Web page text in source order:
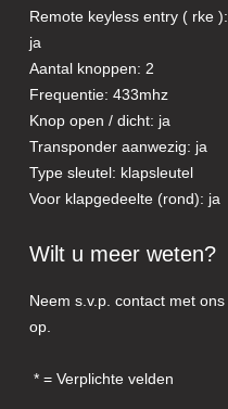
Remote keyless entry ( rke ):
ja
Aantal knoppen: 2
Frequentie: 433mhz
Knop open / dicht: ja
Transponder aanwezig: ja
Type sleutel: klapsleutel
Voor klapgedeelte (rond): ja
Wilt u meer weten?
Neem s.v.p. contact met ons
op.
= Verplichte velden